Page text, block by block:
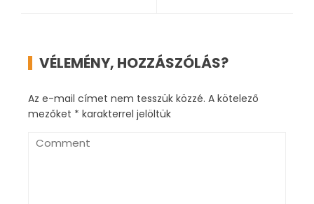
VÉLEMÉNY, HOZZÁSZÓLÁS?
Az e-mail címet nem tesszük közzé. A kötelező
mezőket * karakterrel jelöltük